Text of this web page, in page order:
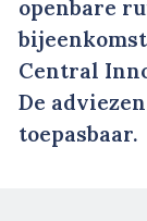
openbare
Central
De
toepasbaar.